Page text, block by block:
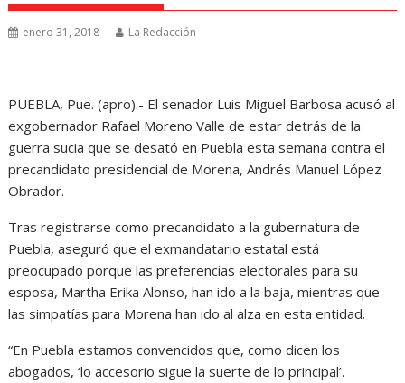
enero 31, 2018 La Redacción
PUEBLA, Pue. (apro).- El senador Luis Miguel Barbosa acusó al
exgobernador Rafael Moreno Valle de estar detrás de la
guerra sucia que se desató en Puebla esta semana contra el
precandidato presidencial de Morena, Andrés Manuel López
Obrador.
Tras registrarse como precandidato a la gubernatura de
Puebla, aseguró que el exmandatario estatal está
preocupado porque las preferencias electorales para su
esposa, Martha Erika Alonso, han ido a la baja, mientras que
las simpatías para Morena han ido al alza en esta entidad.
“En Puebla estamos convencidos que, como dicen los
abogados, ‘lo accesorio sigue la suerte de lo principal’.